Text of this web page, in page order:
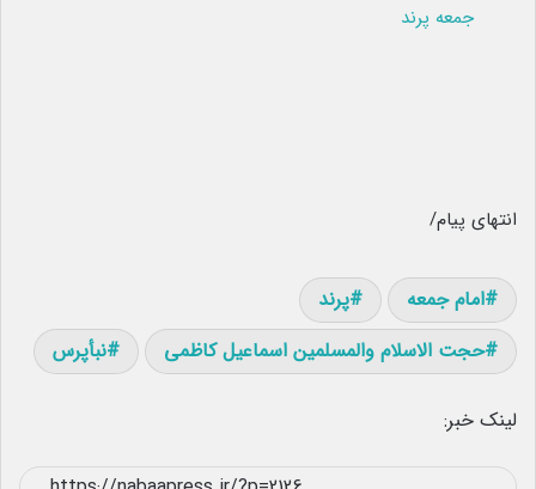
انتهای پیام/
امام جمعه
پرند
حجت الاسلام والمسلمین اسماعیل کاظمی
نبأپرس
لینک خبر: